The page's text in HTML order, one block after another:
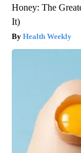
Honey: The
It)
Health Weekly